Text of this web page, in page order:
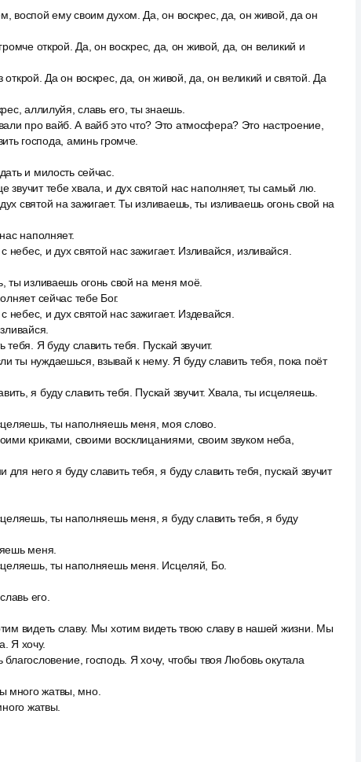
воспой ему своим духом. Да, он воскрес, да, он живой, да он
открой. Да, он воскрес, да, он живой, да, он великий и
Да он воскрес, да, он живой, да, он великий и святой. Да
аллилуйя, славь его, ты знаешь.
про вайб. А вайб это что? Это атмосфера? Это настроение,
господа, аминь громче.
и милость сейчас.
тебе хвала, и дух святой нас наполняет, ты самый лю.
святой на зажигает. Ты изливаешь, ты изливаешь огонь свой на
наполняет.
и дух святой нас зажигает. Изливайся, изливайся.
ты изливаешь огонь свой на меня моё.
сейчас тебе Бог.
и дух святой нас зажигает. Издевайся.
Я буду славить тебя. Пускай звучит.
нуждаешься, взывай к нему. Я буду славить тебя, пока поёт
я буду славить тебя. Пускай звучит. Хвала, ты исцеляешь.
ты наполняешь меня, моя слово.
криками, своими восклицаниями, своим звуком неба,
него я буду славить тебя, я буду славить тебя, пускай звучит
ты наполняешь меня, я буду славить тебя, я буду
меня.
ты наполняешь меня. Исцеляй, Бо.
его.
видеть славу. Мы хотим видеть твою славу в нашей жизни. Мы
Я хочу.
господь. Я хочу, чтобы твоя Любовь окутала
много жатвы, мно.
жатвы.